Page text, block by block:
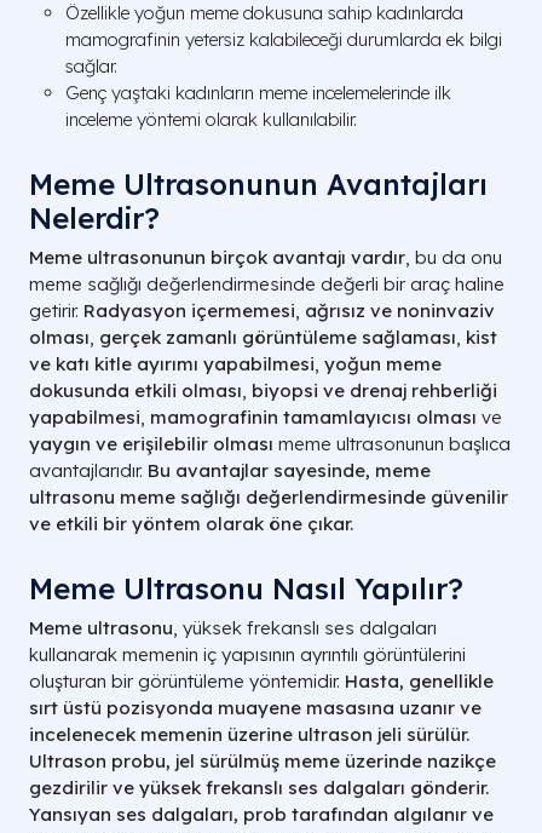
Özellikle yoğun meme dokusuna sahip kadınlarda
mamografinin yetersiz kalabileceği durumlarda ek bilgi
sağlar.
Genç yaştaki kadınların meme incelemelerinde ilk
inceleme yöntemi olarak kullanılabilir.
Meme Ultrasonunun Avantajları
Nelerdir?
Meme ultrasonunun birçok avantajı vardır, bu da onu
meme sağlığı değerlendirmesinde değerli bir araç haline
getirir. Radyasyon içermemesi, ağrısız ve noninvaziv
olması, gerçek zamanlı görüntüleme sağlaması, kist
ve katı kitle ayırımı yapabilmesi, yoğun meme
dokusunda etkili olması, biyopsi ve drenaj rehberliği
yapabilmesi, mamografinin tamamlayıcısı olması ve
yaygın ve erişilebilir olması meme ultrasonunun başlıca
avantajlarıdır. Bu avantajlar sayesinde, meme
ultrasonu meme sağlığı değerlendirmesinde güvenilir
ve etkili bir yöntem olarak öne çıkar.
Meme Ultrasonu Nasıl Yapılır?
Meme ultrasonu, yüksek frekanslı ses dalgaları
kullanarak memenin iç yapısının ayrıntılı görüntülerini
oluşturan bir görüntüleme yöntemidir. Hasta, genellikle
sırt üstü pozisyonda muayene masasına uzanır ve
incelenecek memenin üzerine ultrason jeli sürülür.
Ultrason probu, jel sürülmüş meme üzerinde nazikçe
gezdirilir ve yüksek frekanslı ses dalgaları gönderir.
Yansıyan ses dalgaları, prob tarafından algılanır ve